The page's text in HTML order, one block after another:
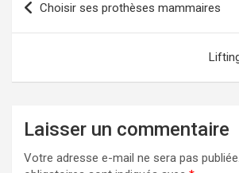
Choisir ses prothèses mammaires
Laisser un commentaire
Votre adresse e-mail ne sera pas publiée.